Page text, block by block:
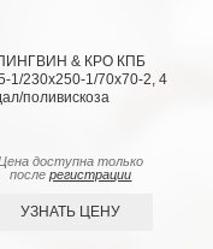
ПИНГВИН & КРО КПБ
1/230х250-1/70х70-2, 4
поливискоза
доступна только
послерегистрации
УЗНАТЬ ЦЕНУ